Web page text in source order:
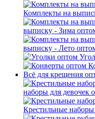
Комплекты на
выписку - Зима
выписку - Лето
Всё для крещения
наборы для девочек
Крестильные